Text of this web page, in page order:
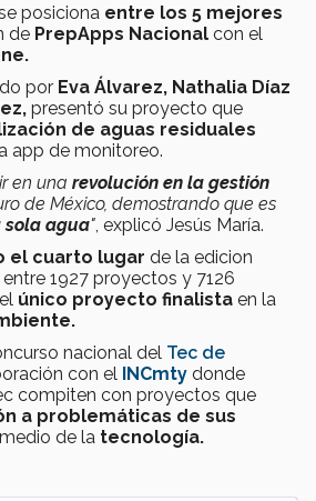
posiciona entre los 5 mejores
de PrepApps Nacional con el
por Eva Álvarez, Nathalia Díaz
presentó su proyecto que
de aguas residuales
app de monitoreo.
en una revolución en la gestión
de México, demostrando que es
sola agua" , explicó Jesús María.
el cuarto lugar de la edicion
entre 1927 proyectos y 7126
único proyecto finalista en la
nacional del Tec de
con el INCmty donde
compiten con proyectos que
a problemáticas de sus
de la tecnología.